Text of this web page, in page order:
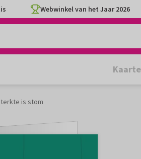
Webwinkel van het Jaar 2026
is stom